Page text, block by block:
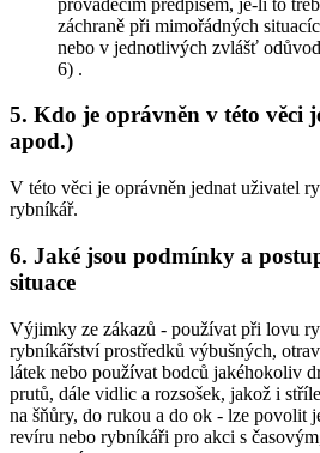
záchraně při mimořádných
nebo v jednotlivých zvlášť
6) .
5. Kdo je oprávněn v této věci
apod.)
V této věci je oprávněn jednat uživatel
rybníkář.
6. Jaké jsou podmínky a
situace
Výjimky ze zákazů - používat při lovu
rybníkářství prostředků výbušných,
látek nebo používat bodců jakéhokoliv
prutů, dále vidlic a rozsošek, jakož i
na šňůry, do rukou a do ok - lze povolit
revíru nebo rybníkáři pro akci s